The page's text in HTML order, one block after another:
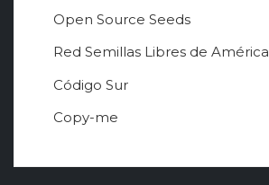
Open Source Seeds
Red Semillas Libres de América
о
и
Código Sur
Copy-me